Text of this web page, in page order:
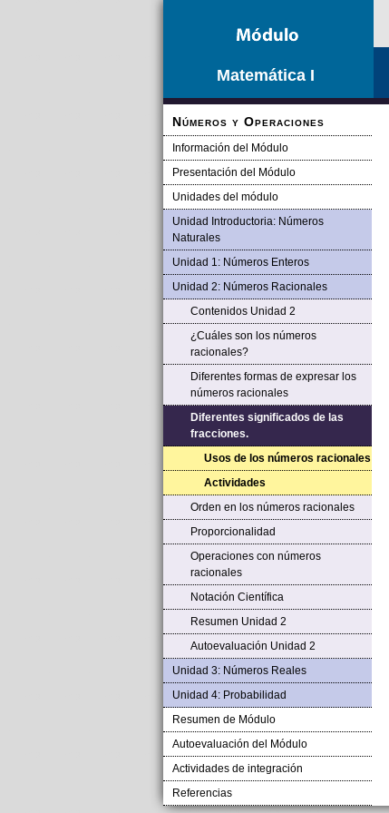
Matemática I
Números y Operaciones
Información del Módulo
Presentación del Módulo
Unidades del módulo
Unidad Introductoria: Números
Naturales
Unidad 1: Números Enteros
Unidad 2: Números Racionales
Contenidos Unidad 2
¿Cuáles son los números
racionales?
Diferentes formas de expresar los
números racionales
Diferentes significados de las
fracciones.
Usos de los números racionales
Actividades
Orden en los números racionales
Proporcionalidad
Operaciones con números
racionales
Notación Científica
Resumen Unidad 2
Autoevaluación Unidad 2
Unidad 3: Números Reales
Unidad 4: Probabilidad
Resumen de Módulo
Autoevaluación del Módulo
Actividades de integración
Referencias